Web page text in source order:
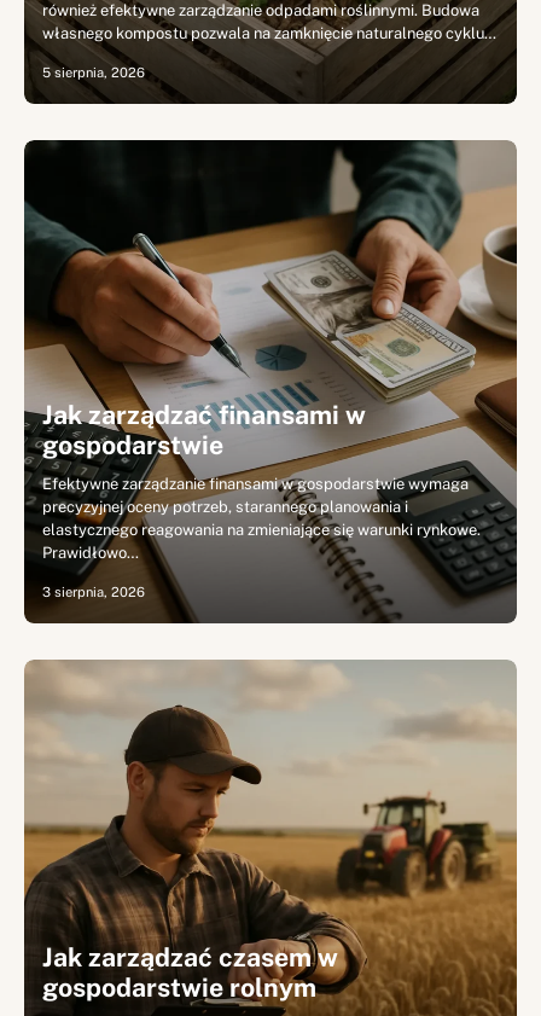
również efektywne zarządzanie odpadami roślinnymi. Budowa
własnego kompostu pozwala na zamknięcie naturalnego cyklu…
5 sierpnia, 2026
Jak zarządzać finansami w
gospodarstwie
Efektywne zarządzanie finansami w gospodarstwie wymaga
precyzyjnej oceny potrzeb, starannego planowania i
elastycznego reagowania na zmieniające się warunki rynkowe.
Prawidłowo…
3 sierpnia, 2026
Jak zarządzać czasem w
gospodarstwie rolnym